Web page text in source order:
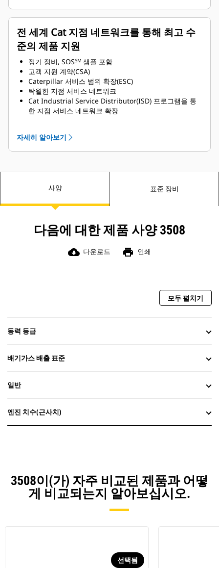
전 세계 Cat 지점 네트워크를 통해 최고 수
준의 제품 지원
정기 정비, SOSSM 샘플 포함
고객 지원 계약(CSA)
Caterpillar 서비스 범위 확장(ESC)
탁월한 지점 서비스 네트워크
Cat Industrial Service Distributor(ISD) 프로그램을 통
한 지점 서비스 네트워크 확장
자세히 알아보기
사양 표준 장비
다음에 대한 제품 사양 3508
cloud_download 다운로드 print 인쇄
모두 펼치기
동력 등급
배기가스 배출 표준
일반
엔진 치수(근사치)
3508이(가) 자주 비교된 제품과 어떻
게 비교되는지 알아보십시오.
선택됨